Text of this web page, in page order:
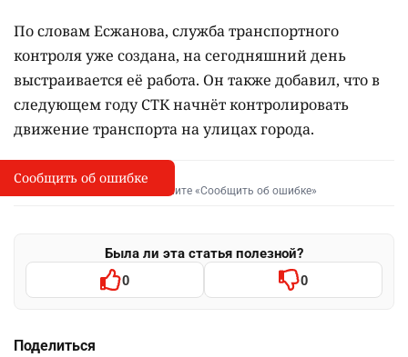
По словам Есжанова, служба транспортного
контроля уже создана, на сегодняшний день
выстраивается её работа. Он также добавил, что в
следующем году СТК начнёт контролировать
движение транспорта на улицах города.
I
Сообщить об опечатке
Выделите фрагмент и нажмите «Сообщить об ошибке»
Была ли эта статья полезной?
0 0
Поделиться
Сообщить об ошибке